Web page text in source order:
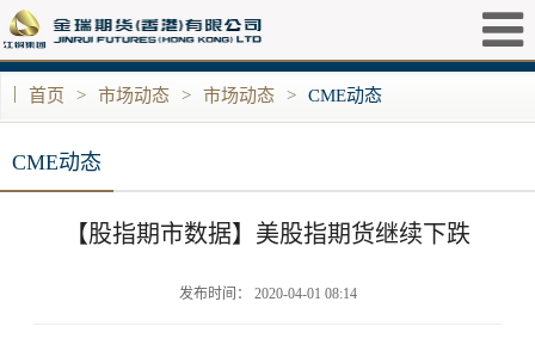
| 首页 > 市场动态 > 市场动态 > CME动态
CME动态
【股指期市数据】美股指期货继续下跌
发布时间： 2020-04-01 08:14